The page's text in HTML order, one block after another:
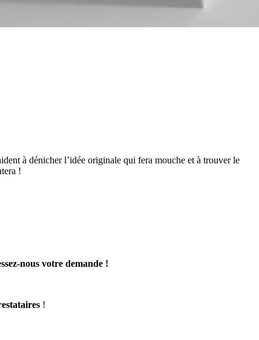
à dénicher l’idée originale qui fera mouche et à trouver le
!
nous votre demande !
!